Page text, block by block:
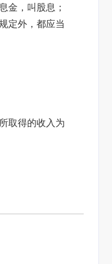
金，叫股息；
定外，都应当
取得的收入为